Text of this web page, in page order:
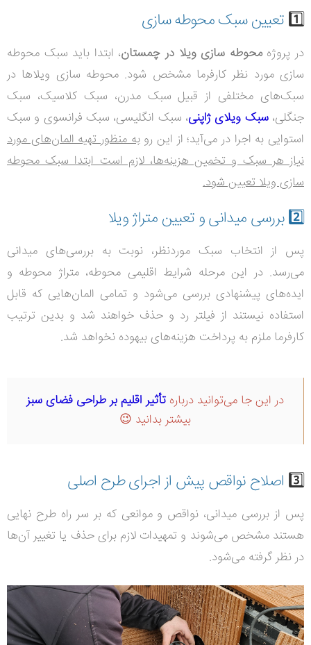
1️⃣ تعیین سبک محوطه سازی
در پروژهمحوطه سازی ویلا در چمستان، ابتدا باید سبک محوطه
سازی مورد نظر کارفرما مشخص شود. محوطه سازی ویلاها در
سبک‌های مختلفی از قبیل سبک مدرن، سبک کلاسیک، سبک
جنگلی،سبک ویلای ژاپنی، سبک انگلیسی، سبک فرانسوی و سبک
استوایی به اجرا در می‌آید؛ از این روبه منظور تهیه المان‌های مورد
نیاز هر سبک و تخمین هزینه‌ها، لازم است ابتدا سبک محوطه
سازی ویلا تعیین شود.
2️⃣بررسی میدانی و تعیین متراژ ویلا
پس از انتخاب سبک موردنظر، نوبت به بررسی‌های میدانی
می‌رسد. در این مرحله شرایط اقلیمی محوطه، متراژ محوطه و
ایده‌های پیشنهادی بررسی می‌شود و تمامی المان‌هایی که قابل
استفاده نیستند از فیلتر رد و حذف خواهند شد و بدین ترتیب
کارفرما ملزم به پرداخت هزینه‌های بیهوده نخواهد شد.
در این جا می‌توانید درباره تأثیر اقلیم بر طراحی فضای سبز
بیشتر بدانید 😉
3️⃣ اصلاح نواقص پیش از اجرای طرح اصلی
پس از بررسی میدانی، نواقص و موانعی که بر سر راه طرح نهایی
هستند مشخص می‌شوند و تمهیدات لازم برای حذف یا تغییر آن‌ها
در نظر گرفته می‌شود.